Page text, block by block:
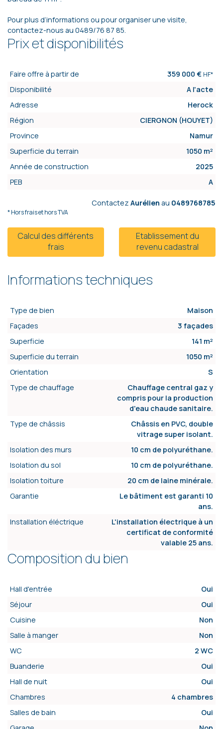
Pour plus d’informations ou pour organiser une visite,
contactez-nous au 0489/76 87 85.
Prix et disponibilités
Faire offre à partir de 359 000 € HF*
Disponibilité
A l'acte
Adresse
Herock
Région
CIERGNON (HOUYET)
Province
Namur
Superficie du terrain
1050 m²
Année de construction
2025
PEB
A
Contactez Aurélien au 0489768785
* Hors frais et hors TVA
Calcul des différents
frais
Etablissement du
revenu cadastral
Informations techniques
Type de bien
Maison
Façades
3 façades
Superficie
141 m²
Superficie du terrain
1050 m²
Orientation
S
Type de chauffage
Chauffage central gaz y
compris pour la production
d'eau chaude sanitaire.
Type de châssis
Châssis en PVC, double
vitrage super isolant.
Isolation des murs
10 cm de polyuréthane.
Isolation du sol
10 cm de polyuréthane.
Isolation toiture
20 cm de laine minérale.
Garantie
Le bâtiment est garanti 10
ans.
Installation éléctrique
L'installation électrique à un
certificat de conformité
valable 25 ans.
Composition du bien
Hall d'entrée
Oui
Séjour
Oui
Cuisine
Non
Salle à manger
Non
WC
2 WC
Buanderie
Oui
Hall de nuit
Oui
Chambres
4 chambres
Salles de bain
Oui